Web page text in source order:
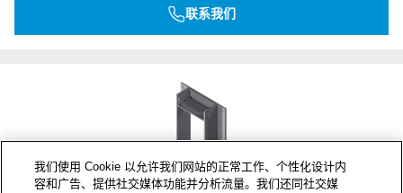
联系我们
我们使用 Cookie 以允许我们网站的正常工作、个性化设计内
容和广告、提供社交媒体功能并分析流量。我们还同社交媒